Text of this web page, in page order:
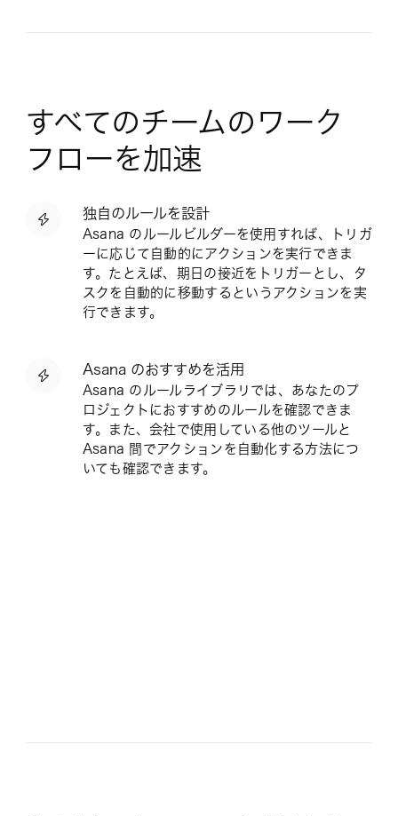
すべてのチームのワーク
フローを加速
独自のルールを設計
Asana のルールビルダーを使用すれば、トリガ
ーに応じて自動的にアクションを実行できま
す。たとえば、期日の接近をトリガーとし、タ
スクを自動的に移動するというアクションを実
行できます。
Asana のおすすめを活用
Asana のルールライブラリでは、あなたのプ
ロジェクトにおすすめのルールを確認できま
す。また、会社で使用している他のツールと
Asana 間でアクションを自動化する方法につ
いても確認できます。